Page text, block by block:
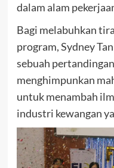
dalam alam
Bagi melabuhkan
program, Sydney
sebuah
menghimpunkan
untuk menambah
industri kewangan